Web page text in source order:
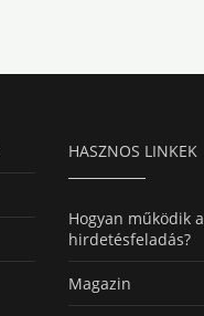
HASZNOS LINKEK
Hogyan működik a
hirdetésfeladás?
Magazin